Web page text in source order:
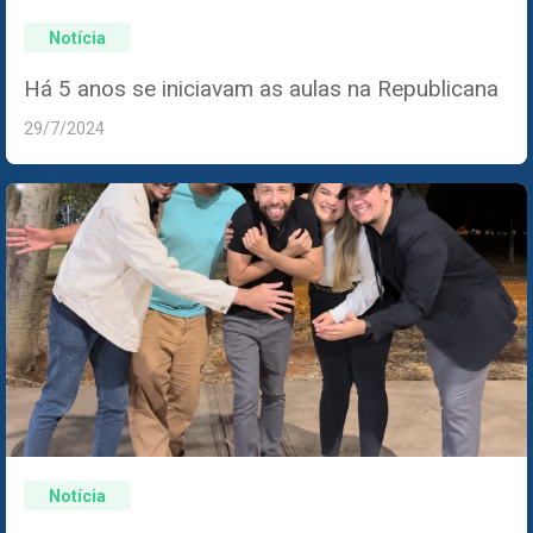
Notícia
Há 5 anos se iniciavam as aulas na Republicana
29/7/2024
Notícia